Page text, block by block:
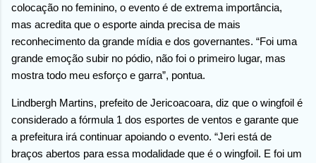
colocação no feminino, o evento é de extrema importância,
mas acredita que o esporte ainda precisa de mais
reconhecimento da grande mídia e dos governantes. “Foi uma
grande emoção subir no pódio, não foi o primeiro lugar, mas
mostra todo meu esforço e garra”, pontua.
Lindbergh Martins, prefeito de Jericoacoara, diz que o wingfoil é
considerado a fórmula 1 dos esportes de ventos e garante que
a prefeitura irá continuar apoiando o evento. “Jeri está de
braços abertos para essa modalidade que é o wingfoil. E foi um